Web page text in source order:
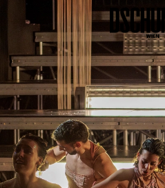
PROGRAMM
Spielplan
Vorstellungen
Festivals
Wild & Schön Festival
Gastspiele